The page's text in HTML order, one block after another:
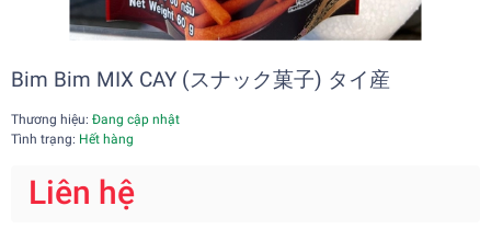
Bim Bim MIX CAY (スナック菓子) タイ産
Thương hiệu: Đang cập nhật
Tình trạng: Hết hàng
Liên hệ